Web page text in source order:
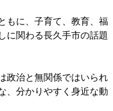
もに、子育て、教育、福
に関わる長久手市の話題
政治と無関係ではいられ
、分かりやすく身近な動